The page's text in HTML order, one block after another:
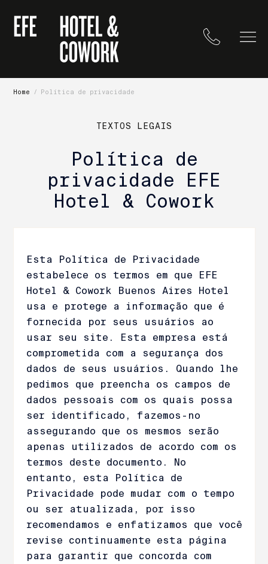
Home / Política de privacidade
TEXTOS LEGAIS
Política de
privacidade EFE
Hotel & Cowork
Esta Política de Privacidade
estabelece os termos em que EFE
Hotel & Cowork Buenos Aires Hotel
usa e protege a informação que é
fornecida por seus usuários ao
usar seu site. Esta empresa está
comprometida com a segurança dos
dados de seus usuários. Quando lhe
pedimos que preencha os campos de
dados pessoais com os quais possa
ser identificado, fazemos-no
assegurando que os mesmos serão
apenas utilizados de acordo com os
termos deste documento. No
entanto, esta Política de
Privacidade pode mudar com o tempo
ou ser atualizada, por isso
recomendamos e enfatizamos que você
revise continuamente esta página
para garantir que concorda com